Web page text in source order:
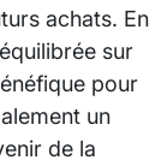
achats. En
sur
pour
un
de la